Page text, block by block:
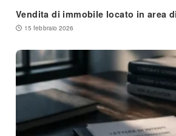
Vendita di immobile locato in area
15 febbraio 2026